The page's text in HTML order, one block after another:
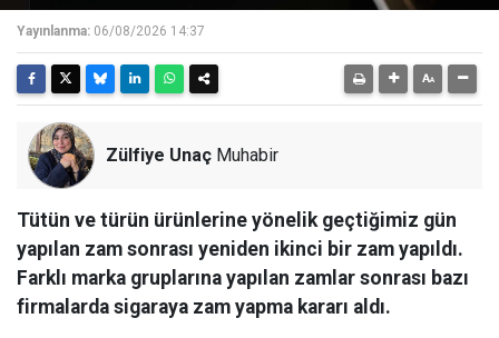
Yayınlanma: 06/08/2026 14:37
Zülfiye Unaç Muhabir
Tütün ve türün ürünlerine yönelik geçtiğimiz gün
yapılan zam sonrası yeniden ikinci bir zam yapıldı.
Farklı marka gruplarına yapılan zamlar sonrası bazı
firmalarda sigaraya zam yapma kararı aldı.